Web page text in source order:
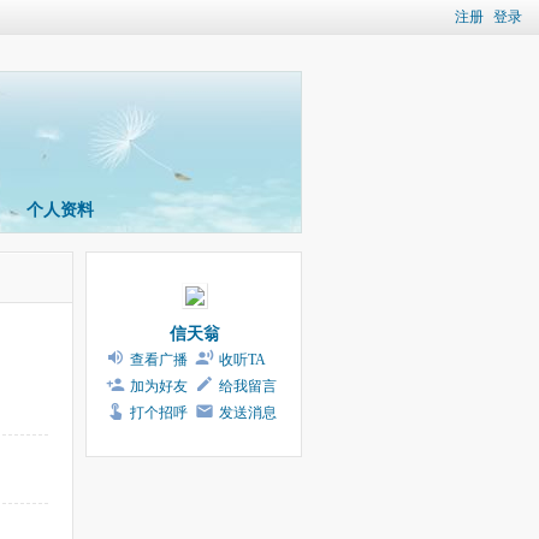
注册 登录
个人资料
信天翁
查看广播
收听TA
加为好友
给我留言
打个招呼
发送消息